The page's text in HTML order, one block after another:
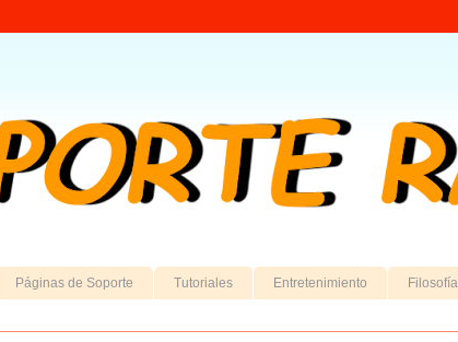
Páginas de Soporte Tutoriales Entretenimiento Filosofía